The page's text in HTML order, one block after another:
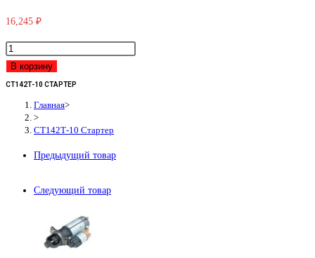
16,245 ₽
Количество
товара
СТ142Т-10
Стартер
В корзину
СТ142Т-10 СТАРТЕР
Главная>
>
СТ142Т-10 Стартер
Предыдущий товар
Следующий товар